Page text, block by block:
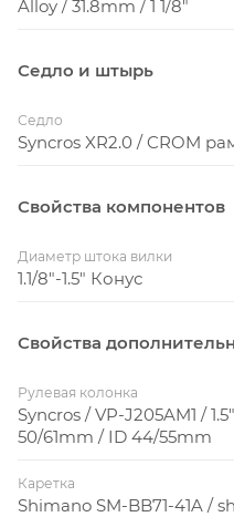
Alloy / 31.8mm / 1 1/8"
Седло и штырь
Седло
Syncros XR2.0 / CROM
Свойства компонентов
Диаметр штока вилки
1.1/8"-1.5" Конус
Свойства
Рулевая колонка
Syncros / VP-J205AM1 /
50/61mm / ID 44/55mm
Каретка
Shimano SM-BB71-41A /